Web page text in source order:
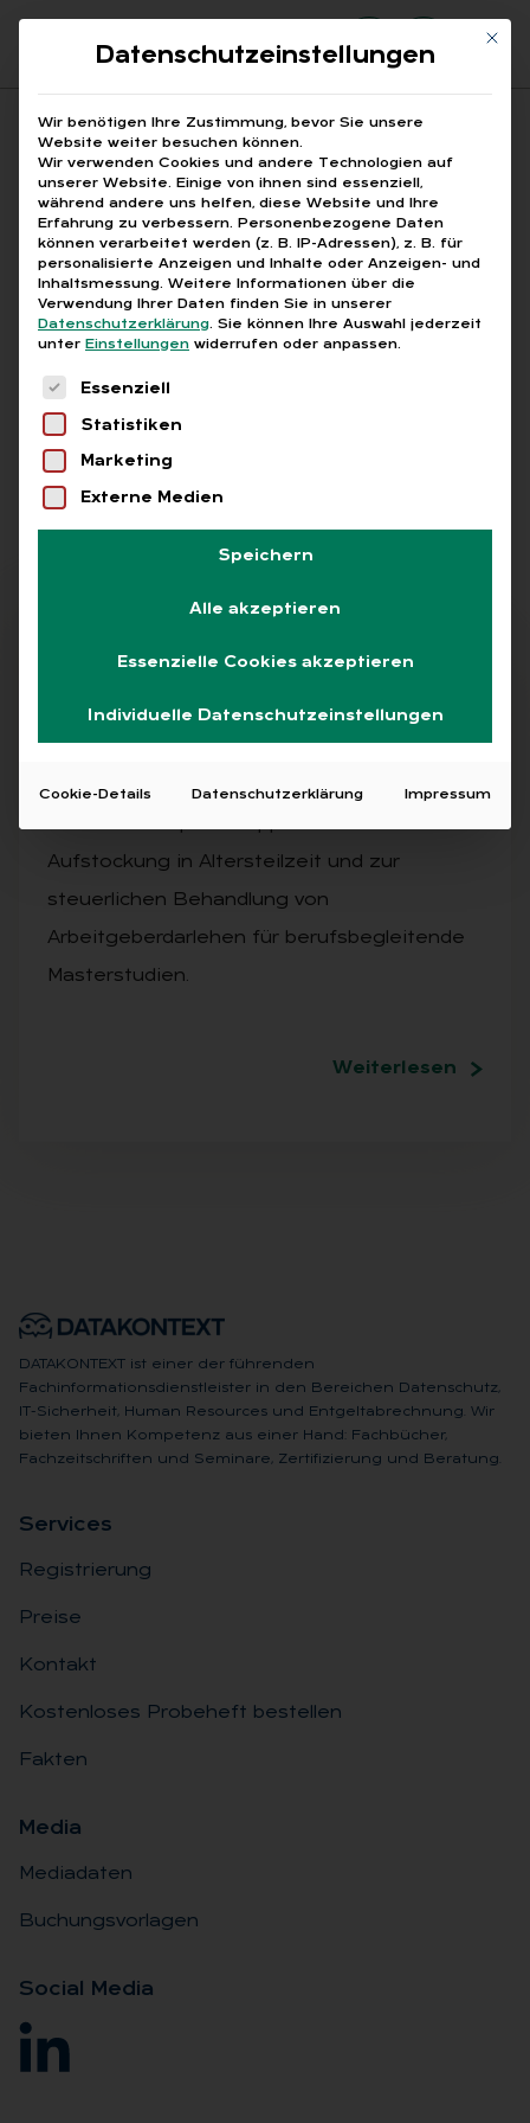
Suchfeld
Suchen
Breadcrumb-Navigation
STARTSEITE ALTERSTEILZEIT AUFSTOCKUNG
Alle Bei­trä­ge mit dem
Schlag­wort „Al­ters­teil­
zeit Auf­sto­ckung“
Alle Free Abo L+G +
AUSGABE 5/2025
Aufstockung in Altersteilzeit und zur
steuerlichen Behandlung von
Arbeitgeberdarlehen für berufsbegleitende
Masterstudien.
Weiterlesen
DATAKONTEXT ist einer der führenden
Fachinformationsdienstleister in den Bereichen Datenschutz,
IT-Sicherheit, Human Resources und Entgeltabrechnung. Wir
bieten Ihnen Kompetenz aus einer Hand: Fachbücher,
Fachzeitschriften und Seminare, Zertifizierung und Beratung.
Ser­vices
Registrierung
Preise
Kontakt
Kostenloses Probeheft bestellen
Fakten
Me­dia
Mediadaten
Buchungsvorlagen
So­ci­al Me­dia
Mit
Datenschutzeinstellungen
Wir benötigen Ihre Zustimmung, bevor Sie unsere
Website weiter besuchen können.
Wir verwenden Cookies und andere Technologien auf
unserer Website. Einige von ihnen sind essenziell,
während andere uns helfen, diese Website und Ihre
Erfahrung zu verbessern. Personenbezogene Daten
können verarbeitet werden (z. B. IP-Adressen), z. B. für
personalisierte Anzeigen und Inhalte oder Anzeigen- und
Inhaltsmessung. Weitere Informationen über die
Verwendung Ihrer Daten finden Sie in unserer
Datenschutzerklärung. Sie können Ihre Auswahl jederzeit
unter Einstellungen widerrufen oder anpassen.
Es folgt eine Liste der Service-Gruppen, für
Essenziell
Statistiken
Marketing
Externe Medien
Speichern
Alle akzeptieren
Essenzielle Cookies akzeptieren
Individuelle Datenschutzeinstellungen
Cookie-Details Datenschutzerklärung Impressum